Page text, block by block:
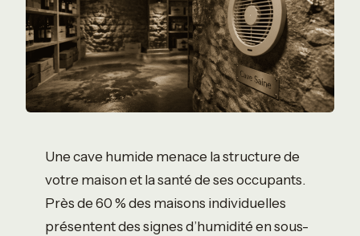
Une cave humide menace la structure de
votre maison et la santé de ses occupants.
Près de 60 % des maisons individuelles
présentent des signes d’humidité en sous-